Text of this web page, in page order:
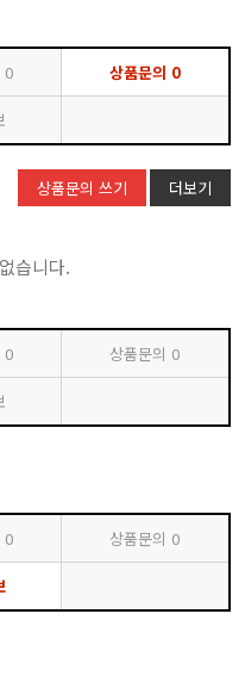
0 상품문의 0
상품문의 쓰기 더보기
습니다.
0 상품문의 0
0 상품문의 0